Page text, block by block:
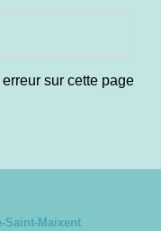
sur cette page
Saint-Maixent